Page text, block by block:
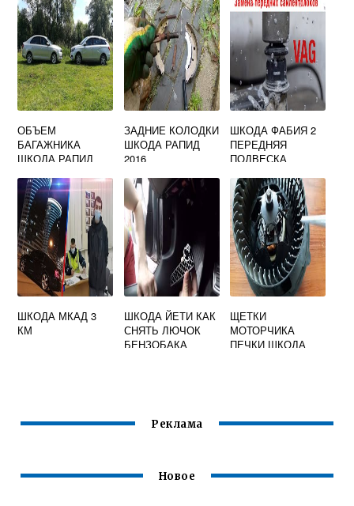
ОБЪЕМ
БАГАЖНИКА
ШКОДА РАПИД
ЗАДНИЕ КОЛОДКИ
ШКОДА РАПИД
2016
ШКОДА ФАБИЯ 2
ПЕРЕДНЯЯ
ПОДВЕСКА
ШКОДА МКАД 3
КМ
ШКОДА ЙЕТИ КАК
СНЯТЬ ЛЮЧОК
БЕНЗОБАКА
ЩЕТКИ
МОТОРЧИКА
ПЕЧКИ ШКОДА
Реклама
Новое